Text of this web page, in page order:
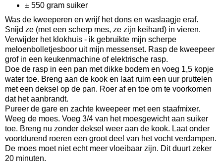
± 550 gram suiker
Was de kweeperen en wrijf het dons en waslaagje eraf.
Snijd ze (met een scherp mes, ze zijn keihard) in vieren.
Verwijder het klokhuis - ik gebruikte mijn scherpe
meloenbolletjesboor uit mijn messenset. Rasp de kweepeer
grof in een keukenmachine of elektrische rasp.
Doe de rasp in een pan met dikke bodem en voeg 1,5 kopje
water toe. Breng aan de kook en laat ruim een uur pruttelen
met een deksel op de pan. Roer af en toe om te voorkomen
dat het aanbrandt.
Pureer de gare en zachte kweepeer met een staafmixer.
Weeg de moes. Voeg 3/4 van het moesgewicht aan suiker
toe. Breng nu zonder deksel weer aan de kook. Laat onder
voortdurend roeren een groot deel van het vocht verdampen.
De moes moet niet echt meer vloeibaar zijn. Dit duurt zeker
20 minuten.